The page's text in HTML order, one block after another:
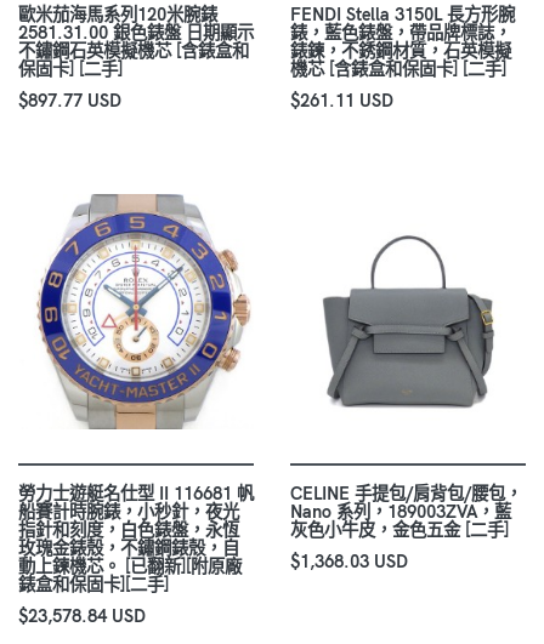
歐米茄海馬系列120米腕錶
2581.31.00 銀色錶盤 日期顯示
不鏽鋼石英模擬機芯 [含錶盒和
保固卡] [二手]
$897.77 USD
FENDI Stella 3150L 長方形腕
錶，藍色錶盤，帶品牌標誌，
錶鍊，不銹鋼材質，石英模擬
機芯 [含錶盒和保固卡] [二手]
$261.11 USD
勞力士遊艇名仕型 II 116681 帆
船賽計時腕錶，小秒針，夜光
指針和刻度，白色錶盤，永恆
玫瑰金錶殼，不鏽鋼錶殼，自
動上鍊機芯。 [已翻新][附原廠
錶盒和保固卡][二手]
$23,578.84 USD
CELINE 手提包/肩背包/腰包，
Nano 系列，189003ZVA，藍
灰色小牛皮，金色五金 [二手]
$1,368.03 USD